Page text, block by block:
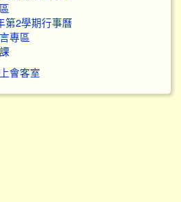
第2學期行事曆
專區
會客室